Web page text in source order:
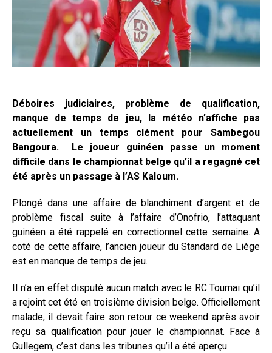
Déboires judiciaires, problème de qualification,
manque de temps de jeu, la météo n’affiche pas
actuellement un temps clément pour Sambegou
Bangoura. Le joueur guinéen passe un moment
difficile dans le championnat belge qu’il a regagné cet
été après un passage à l’AS Kaloum.
Plongé dans une affaire de blanchiment d’argent et de
problème fiscal suite à l’affaire d’Onofrio, l’attaquant
guinéen a été rappelé en correctionnel cette semaine. A
coté de cette affaire, l’ancien joueur du Standard de Liège
est en manque de temps de jeu.
Il n’a en effet disputé aucun match avec le RC Tournai qu’il
a rejoint cet été en troisième division belge. Officiellement
malade, il devait faire son retour ce weekend après avoir
reçu sa qualification pour jouer le championnat. Face à
Gullegem, c’est dans les tribunes qu’il a été aperçu.